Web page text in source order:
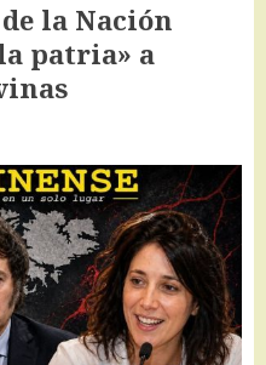
la Nación
patria» a